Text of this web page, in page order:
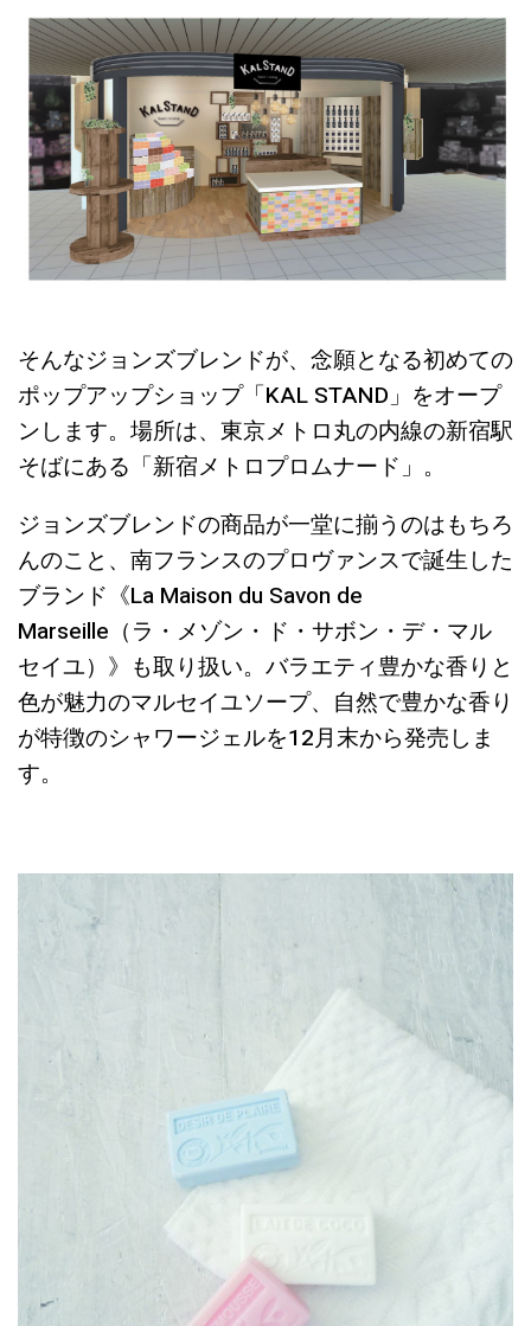
そんなジョンズブレンドが、念願となる初めての
ポップアップショップ「KAL STAND」をオープ
ンします。場所は、東京メトロ丸の内線の新宿駅
そばにある「新宿メトロプロムナード」。
ジョンズブレンドの商品が一堂に揃うのはもちろ
んのこと、南フランスのプロヴァンスで誕生した
ブランド《La Maison du Savon de
Marseille（ラ・メゾン・ド・サボン・デ・マル
セイユ）》も取り扱い。バラエティ豊かな香りと
色が魅力のマルセイユソープ、自然で豊かな香り
が特徴のシャワージェルを12月末から発売しま
す。